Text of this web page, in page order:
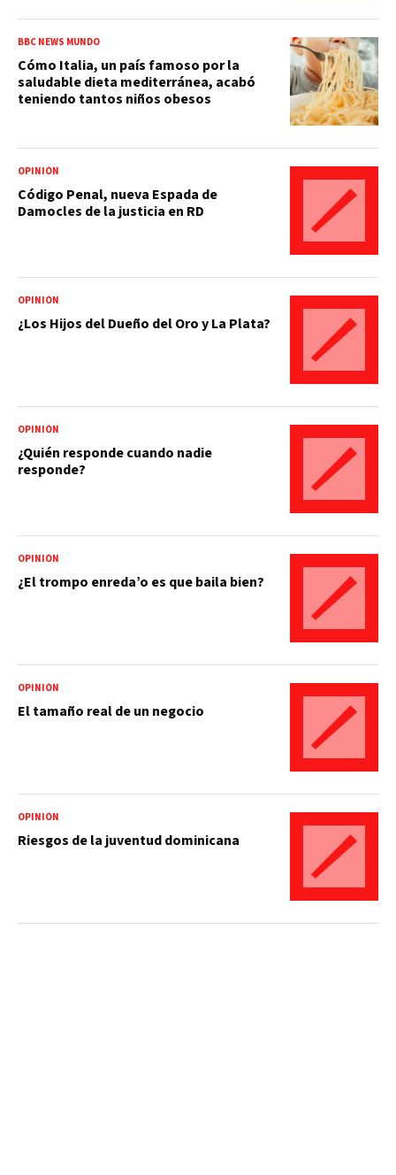
BBC NEWS MUNDO
Cómo Italia, un país famoso por la
saludable dieta mediterránea, acabó
teniendo tantos niños obesos
OPINIÓN
Código Penal, nueva Espada de
Damocles de la justicia en RD
OPINIÓN
¿Los Hijos del Dueño del Oro y La Plata?
OPINIÓN
¿Quién responde cuando nadie
responde?
OPINIÓN
¿El trompo enreda’o es que baila bien?
OPINIÓN
El tamaño real de un negocio
OPINIÓN
Riesgos de la juventud dominicana